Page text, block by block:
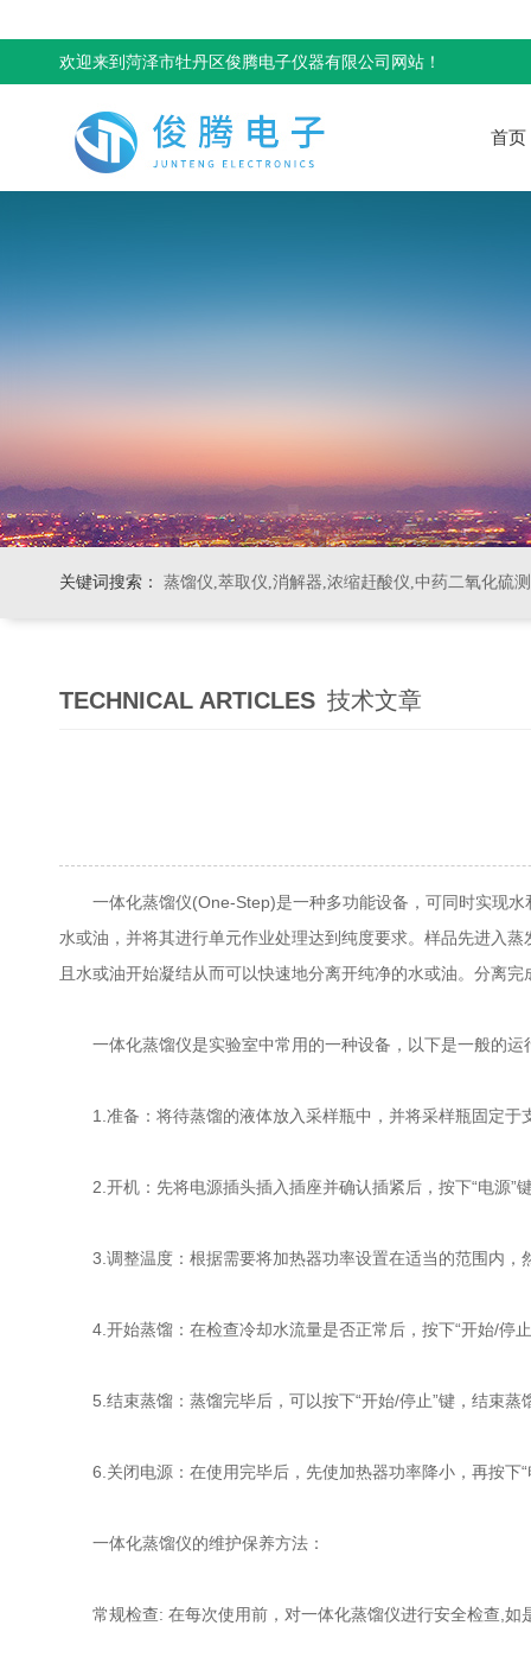
欢迎来到菏泽市牡丹区俊腾电子仪器有限公司网站！
首页
关键词搜索： 蒸馏仪,萃取仪,消解器,浓缩赶酸仪,中药二氧化硫
TECHNICAL ARTICLES 技术文章
一体化蒸馏仪(One-Step)是一种多功能设备，可同时实现水
水或油，并将其进行单元作业处理达到纯度要求。样品先进入
且水或油开始凝结从而可以快速地分离开纯净的水或油。分离
一体化蒸馏仪是实验室中常用的一种设备，以下是一般的运
1.准备：将待蒸馏的液体放入采样瓶中，并将采样瓶固定于
2.开机：先将电源插头插入插座并确认插紧后，按下“电源”
3.调整温度：根据需要将加热器功率设置在适当的范围内，
4.开始蒸馏：在检查冷却水流量是否正常后，按下“开始/停止
5.结束蒸馏：蒸馏完毕后，可以按下“开始/停止”键，结束蒸
6.关闭电源：在使用完毕后，先使加热器功率降小，再按下“
一体化蒸馏仪的维护保养方法：
常规检查: 在每次使用前，对一体化蒸馏仪进行安全检查,如